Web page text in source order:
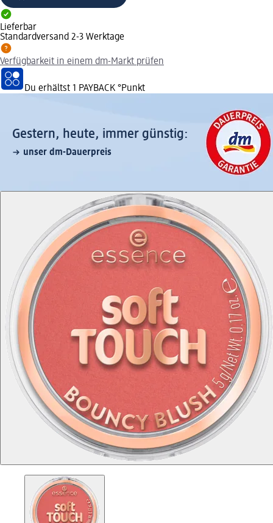
Lieferbar
Standardversand 2-3 Werktage
Verfügbarkeit in einem dm-Markt prüfen
Du erhältst 1 PAYBACK °Punkt
Gestern, heute, immer günstig:
unser dm-Dauerpreis